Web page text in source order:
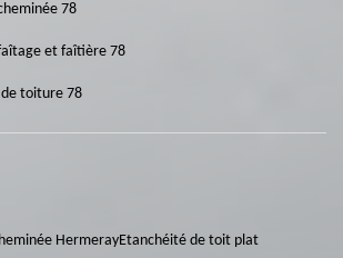
78
et faîtière 78
toiture 78
HermerayEtanchéité de toit plat